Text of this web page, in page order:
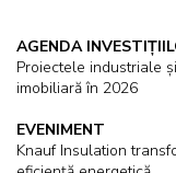
AGENDA
Proiectele industriale
imobiliară în 2026
EVENIMENT
Knauf Insulation